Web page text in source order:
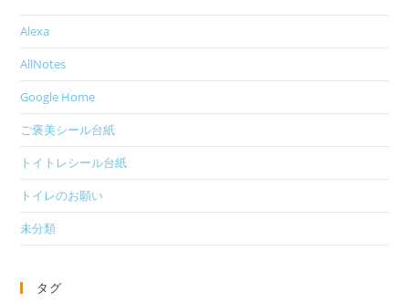
Alexa
AllNotes
Google Home
ご褒美シール台紙
トイトレシール台紙
トイレのお願い
未分類
タグ